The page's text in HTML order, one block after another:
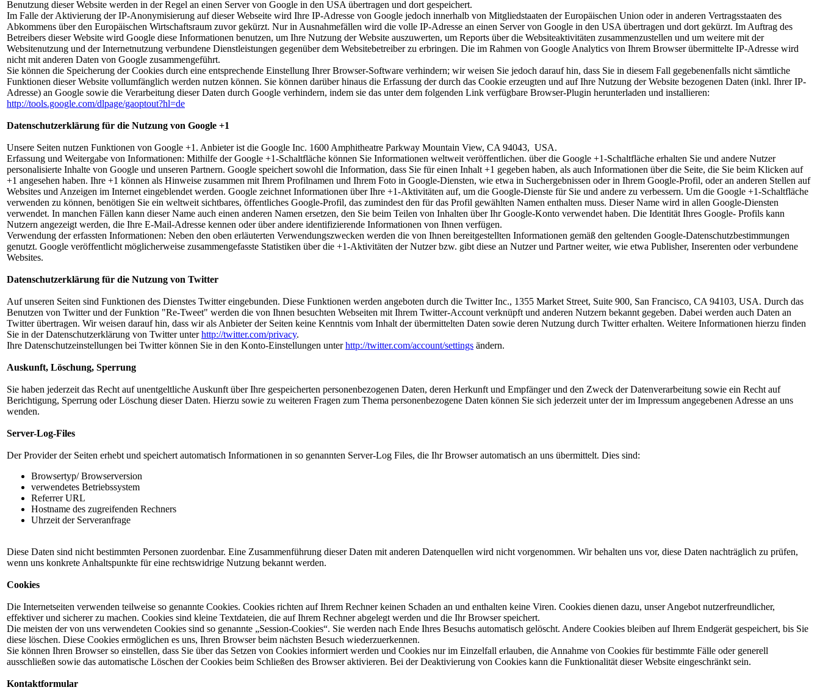
Benutzung dieser Website werden in der Regel an einen Server von Google in den USA übertragen und dort gespeichert.
Im Falle der Aktivierung der IP-Anonymisierung auf dieser Webseite wird Ihre IP-Adresse von Google jedoch innerhalb von Mitgliedstaaten der Europäischen Union oder in anderen Vertragsstaaten des
Abkommens über den Europäischen Wirtschaftsraum zuvor gekürzt. Nur in Ausnahmefällen wird die volle IP-Adresse an einen Server von Google in den USA übertragen und dort gekürzt. Im Auftrag des
Betreibers dieser Website wird Google diese Informationen benutzen, um Ihre Nutzung der Website auszuwerten, um Reports über die Websiteaktivitäten zusammenzustellen und um weitere mit der
Websitenutzung und der Internetnutzung verbundene Dienstleistungen gegenüber dem Websitebetreiber zu erbringen. Die im Rahmen von Google Analytics von Ihrem Browser übermittelte IP-Adresse wird
nicht mit anderen Daten von Google zusammengeführt.
Sie können die Speicherung der Cookies durch eine entsprechende Einstellung Ihrer Browser-Software verhindern; wir weisen Sie jedoch darauf hin, dass Sie in diesem Fall gegebenenfalls nicht sämtliche
Funktionen dieser Website vollumfänglich werden nutzen können. Sie können darüber hinaus die Erfassung der durch das Cookie erzeugten und auf Ihre Nutzung der Website bezogenen Daten (inkl. Ihrer IP-
Adresse) an Google sowie die Verarbeitung dieser Daten durch Google verhindern, indem sie das unter dem folgenden Link verfügbare Browser-Plugin herunterladen und installieren:
http://tools.google.com/dlpage/gaoptout?hl=de
Datenschutzerklärung für die Nutzung von Google +1
Unsere Seiten nutzen Funktionen von Google +1. Anbieter ist die Google Inc. 1600 Amphitheatre Parkway Mountain View, CA 94043, USA.
Erfassung und Weitergabe von Informationen: Mithilfe der Google +1-Schaltfläche können Sie Informationen weltweit veröffentlichen. über die Google +1-Schaltfläche erhalten Sie und andere Nutzer
personalisierte Inhalte von Google und unseren Partnern. Google speichert sowohl die Information, dass Sie für einen Inhalt +1 gegeben haben, als auch Informationen über die Seite, die Sie beim Klicken auf
+1 angesehen haben. Ihre +1 können als Hinweise zusammen mit Ihrem Profilnamen und Ihrem Foto in Google-Diensten, wie etwa in Suchergebnissen oder in Ihrem Google-Profil, oder an anderen Stellen auf
Websites und Anzeigen im Internet eingeblendet werden. Google zeichnet Informationen über Ihre +1-Aktivitäten auf, um die Google-Dienste für Sie und andere zu verbessern. Um die Google +1-Schaltfläche
verwenden zu können, benötigen Sie ein weltweit sichtbares, öffentliches Google-Profil, das zumindest den für das Profil gewählten Namen enthalten muss. Dieser Name wird in allen Google-Diensten
verwendet. In manchen Fällen kann dieser Name auch einen anderen Namen ersetzen, den Sie beim Teilen von Inhalten über Ihr Google-Konto verwendet haben. Die Identität Ihres Google- Profils kann
Nutzern angezeigt werden, die Ihre E-Mail-Adresse kennen oder über andere identifizierende Informationen von Ihnen verfügen.
Verwendung der erfassten Informationen: Neben den oben erläuterten Verwendungszwecken werden die von Ihnen bereitgestellten Informationen gemäß den geltenden Google-Datenschutzbestimmungen
genutzt. Google veröffentlicht möglicherweise zusammengefasste Statistiken über die +1-Aktivitäten der Nutzer bzw. gibt diese an Nutzer und Partner weiter, wie etwa Publisher, Inserenten oder verbundene
Websites.
Datenschutzerklärung für die Nutzung von Twitter
Auf unseren Seiten sind Funktionen des Dienstes Twitter eingebunden. Diese Funktionen werden angeboten durch die Twitter Inc., 1355 Market Street, Suite 900, San Francisco, CA 94103, USA. Durch das
Benutzen von Twitter und der Funktion "Re-Tweet" werden die von Ihnen besuchten Webseiten mit Ihrem Twitter-Account verknüpft und anderen Nutzern bekannt gegeben. Dabei werden auch Daten an
Twitter übertragen. Wir weisen darauf hin, dass wir als Anbieter der Seiten keine Kenntnis vom Inhalt der übermittelten Daten sowie deren Nutzung durch Twitter erhalten. Weitere Informationen hierzu finden
Sie in der Datenschutzerklärung von Twitter unterhttp://twitter.com/privacy.
Ihre Datenschutzeinstellungen bei Twitter können Sie in den Konto-Einstellungen unterhttp://twitter.com/account/settings ändern.
Auskunft, Löschung, Sperrung
Sie haben jederzeit das Recht auf unentgeltliche Auskunft über Ihre gespeicherten personenbezogenen Daten, deren Herkunft und Empfänger und den Zweck der Datenverarbeitung sowie ein Recht auf
Berichtigung, Sperrung oder Löschung dieser Daten. Hierzu sowie zu weiteren Fragen zum Thema personenbezogene Daten können Sie sich jederzeit unter der im Impressum angegebenen Adresse an uns
wenden.
Server-Log-Files
Der Provider der Seiten erhebt und speichert automatisch Informationen in so genannten Server-Log Files, die Ihr Browser automatisch an uns übermittelt. Dies sind:
Browsertyp/ Browserversion
verwendetes Betriebssystem
Referrer URL
Hostname des zugreifenden Rechners
Uhrzeit der Serveranfrage
Diese Daten sind nicht bestimmten Personen zuordenbar. Eine Zusammenführung dieser Daten mit anderen Datenquellen wird nicht vorgenommen. Wir behalten uns vor, diese Daten nachträglich zu prüfen,
wenn uns konkrete Anhaltspunkte für eine rechtswidrige Nutzung bekannt werden.
Cookies
Die Internetseiten verwenden teilweise so genannte Cookies. Cookies richten auf Ihrem Rechner keinen Schaden an und enthalten keine Viren. Cookies dienen dazu, unser Angebot nutzerfreundlicher,
effektiver und sicherer zu machen. Cookies sind kleine Textdateien, die auf Ihrem Rechner abgelegt werden und die Ihr Browser speichert.
Die meisten der von uns verwendeten Cookies sind so genannte „Session-Cookies“. Sie werden nach Ende Ihres Besuchs automatisch gelöscht. Andere Cookies bleiben auf Ihrem Endgerät gespeichert, bis Sie
diese löschen. Diese Cookies ermöglichen es uns, Ihren Browser beim nächsten Besuch wiederzuerkennen.
Sie können Ihren Browser so einstellen, dass Sie über das Setzen von Cookies informiert werden und Cookies nur im Einzelfall erlauben, die Annahme von Cookies für bestimmte Fälle oder generell
ausschließen sowie das automatische Löschen der Cookies beim Schließen des Browser aktivieren. Bei der Deaktivierung von Cookies kann die Funktionalität dieser Website eingeschränkt sein.
Kontaktformular